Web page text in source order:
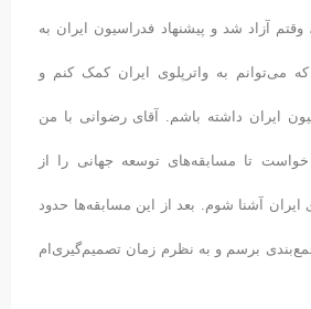
وقتم آزاد شد و پیشنهاد فدراسیون ایران به
می‌توانم به واترپلوی ایران کمک کنم و
ایران داشته باشم. آقای رضوانی با من
تا مسابقه‌های توسعه جهانی را از
ایران آشنا شوم. بعد از این مسابقه‌ها حدود
برسم و به نظرم زمان تصمیم‌گیری‌ام